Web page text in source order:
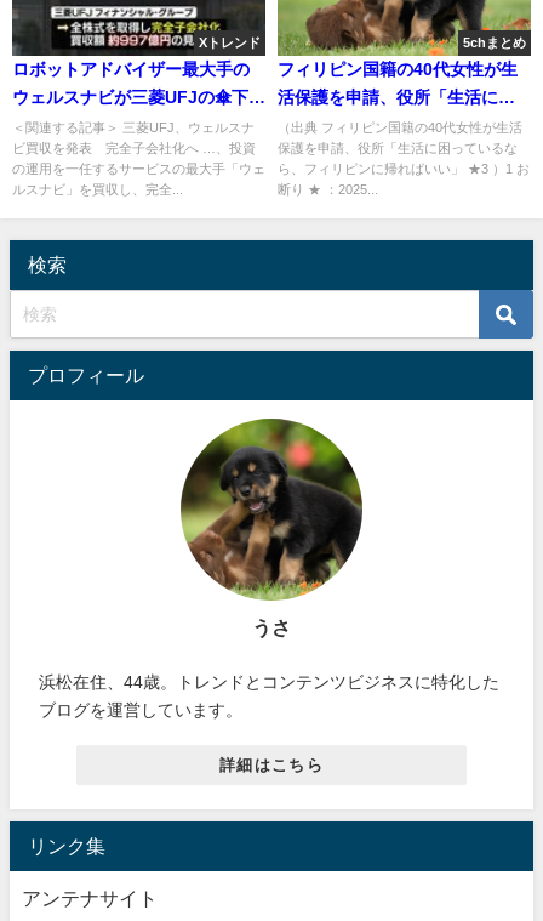
Xトレンド
ロボットアドバイザー最大手の
ウェルスナビが三菱UFJの傘下
に！投資家にとってのメリット
とは？
＜関連する記事＞ 三菱UFJ、ウェルスナ
ビ買収を発表 完全子会社化へ …、投資
の運用を一任するサービスの最大手「ウェ
ルスナビ」を買収し、完全...
5chまとめ
フィリピン国籍の40代女性が生
活保護を申請、役所「生活に困
っているなら、フィリピンに帰
ればいい」 ★3 [お断り★]
（出典 フィリピン国籍の40代女性が生活
保護を申請、役所「生活に困っているな
ら、フィリピンに帰ればいい」 ★3 ）1 お
断り ★ ：2025...
検索
プロフィール
うさ
浜松在住、44歳。トレンドとコンテンツビジネスに特化した
ブログを運営しています。
詳細はこちら
リンク集
アンテナサイト